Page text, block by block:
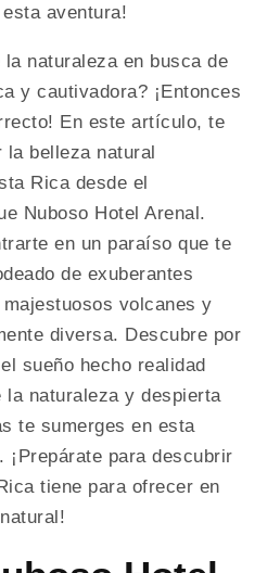
aventura!
naturaleza en busca de
y cautivadora? ¡Entonces
En este artículo, te
la belleza natural
Rica desde el
Nuboso Hotel Arenal.
en un paraíso que te
de exuberantes
volcanes y
diversa. Descubre por
sueño hecho realidad
la naturaleza y despierta
te sumerges en esta
¡Prepárate para descubrir
tiene para ofrecer en